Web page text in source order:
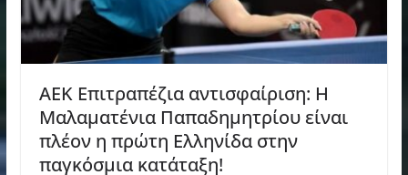
ΑΕΚ Επιτραπέζια αντισφαίριση: Η
Μαλαματένια Παπαδημητρίου είναι
πλέον η πρώτη Ελληνίδα στην
παγκόσμια κατάταξη!